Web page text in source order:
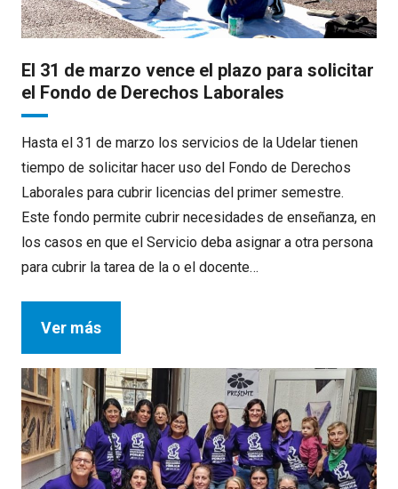
El 31 de marzo vence el plazo para solicitar
el Fondo de Derechos Laborales
Hasta el 31 de marzo los servicios de la Udelar tienen
tiempo de solicitar hacer uso del Fondo de Derechos
Laborales para cubrir licencias del primer semestre.
Este fondo permite cubrir necesidades de enseñanza, en
los casos en que el Servicio deba asignar a otra persona
para cubrir la tarea de la o el docente…
Ver más